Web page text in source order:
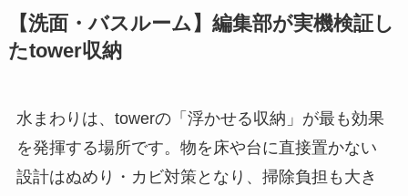
【洗面・バスルーム】編集部が実機検証し
たtower収納
水まわりは、towerの「浮かせる収納」が最も効果
を発揮する場所です。物を床や台に直接置かない
設計はぬめり・カビ対策となり、掃除負担も大き